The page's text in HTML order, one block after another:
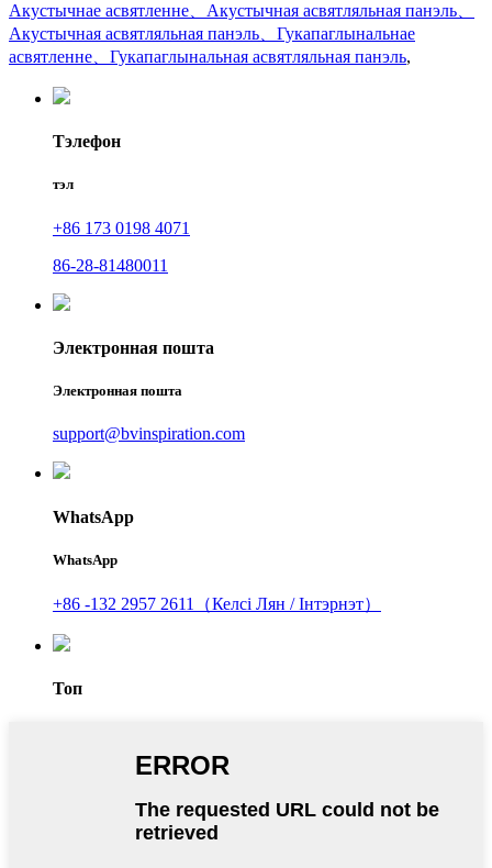
Акустычнае асвятленне、Акустычная асвятляльная панэль、
Акустычная асвятляльная панэль、Гукапаглынальнае
асвятленне、Гукапаглынальная асвятляльная панэль,
Тэлефон
тэл
+86 173 0198 4071
86-28-81480011
Электронная пошта
Электронная пошта
support@bvinspiration.com
WhatsApp
WhatsApp
+86 -132 2957 2611（Келсі Лян / Інтэрнэт）
Топ